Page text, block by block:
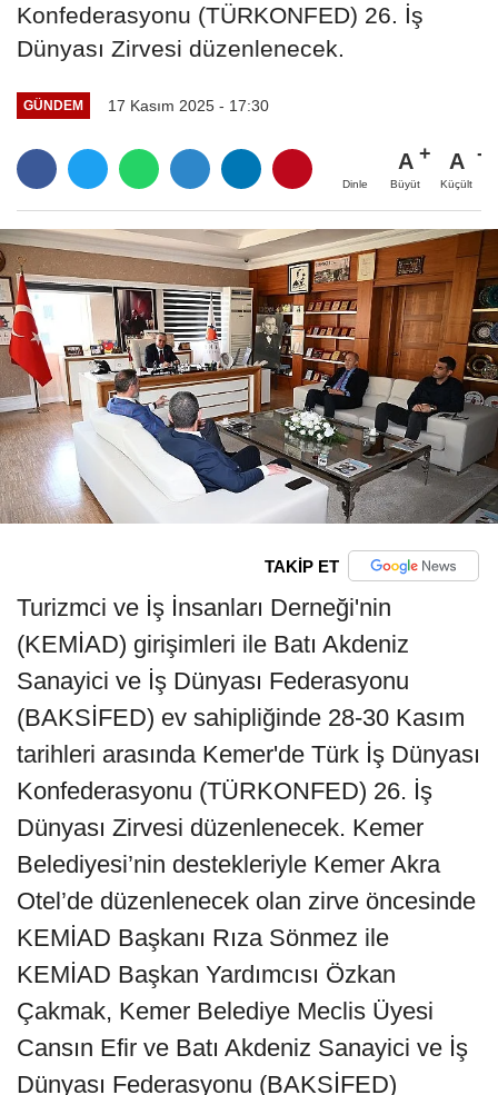
Konfederasyonu (TÜRKONFED) 26. İş
Dünyası Zirvesi düzenlenecek.
GÜNDEM 17 Kasım 2025 - 17:30
Dinle
A
Büyüt
A
Küçült
TAKİP ET
Turizmci ve İş İnsanları Derneği'nin
(KEMİAD) girişimleri ile Batı Akdeniz
Sanayici ve İş Dünyası Federasyonu
(BAKSİFED) ev sahipliğinde 28-30 Kasım
tarihleri arasında Kemer'de Türk İş Dünyası
Konfederasyonu (TÜRKONFED) 26. İş
Dünyası Zirvesi düzenlenecek. Kemer
Belediyesi’nin destekleriyle Kemer Akra
Otel’de düzenlenecek olan zirve öncesinde
KEMİAD Başkanı Rıza Sönmez ile
KEMİAD Başkan Yardımcısı Özkan
Çakmak, Kemer Belediye Meclis Üyesi
Cansın Efir ve Batı Akdeniz Sanayici ve İş
Dünyası Federasyonu (BAKSİFED)